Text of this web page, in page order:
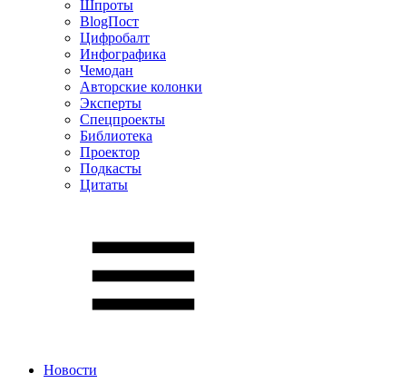
Шпроты
BlogПост
Цифробалт
Инфографика
Чемодан
Авторские колонки
Эксперты
Спецпроекты
Библиотека
Проектор
Подкасты
Цитаты
Новости